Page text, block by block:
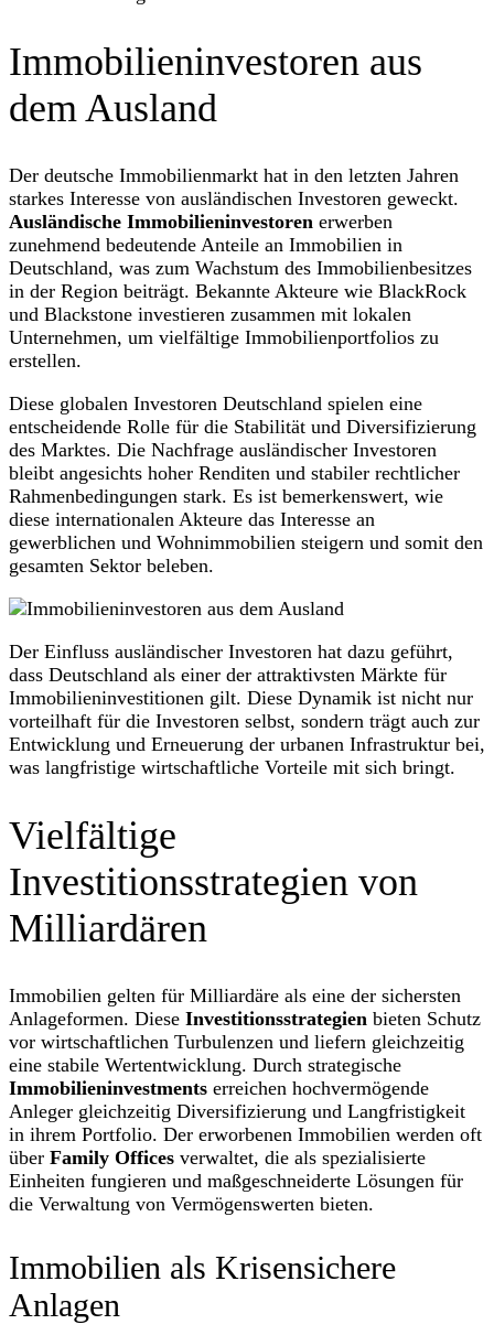
Immobilieninvestoren aus
dem Ausland
Der deutsche Immobilienmarkt hat in den letzten Jahren
starkes Interesse von ausländischen Investoren geweckt.
Ausländische Immobilieninvestoren erwerben
zunehmend bedeutende Anteile an Immobilien in
Deutschland, was zum Wachstum des Immobilienbesitzes
in der Region beiträgt. Bekannte Akteure wie BlackRock
und Blackstone investieren zusammen mit lokalen
Unternehmen, um vielfältige Immobilienportfolios zu
erstellen.
Diese globalen Investoren Deutschland spielen eine
entscheidende Rolle für die Stabilität und Diversifizierung
des Marktes. Die Nachfrage ausländischer Investoren
bleibt angesichts hoher Renditen und stabiler rechtlicher
Rahmenbedingungen stark. Es ist bemerkenswert, wie
diese internationalen Akteure das Interesse an
gewerblichen und Wohnimmobilien steigern und somit den
gesamten Sektor beleben.
Der Einfluss ausländischer Investoren hat dazu geführt,
dass Deutschland als einer der attraktivsten Märkte für
Immobilieninvestitionen gilt. Diese Dynamik ist nicht nur
vorteilhaft für die Investoren selbst, sondern trägt auch zur
Entwicklung und Erneuerung der urbanen Infrastruktur bei,
was langfristige wirtschaftliche Vorteile mit sich bringt.
Vielfältige
Investitionsstrategien von
Milliardären
Immobilien gelten für Milliardäre als eine der sichersten
Anlageformen. Diese Investitionsstrategien bieten Schutz
vor wirtschaftlichen Turbulenzen und liefern gleichzeitig
eine stabile Wertentwicklung. Durch strategische
Immobilieninvestments erreichen hochvermögende
Anleger gleichzeitig Diversifizierung und Langfristigkeit
in ihrem Portfolio. Der erworbenen Immobilien werden oft
über Family Offices verwaltet, die als spezialisierte
Einheiten fungieren und maßgeschneiderte Lösungen für
die Verwaltung von Vermögenswerten bieten.
Immobilien als Krisensichere
Anlagen